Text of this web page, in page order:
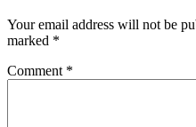
Your email address will not be
marked *
Comment *